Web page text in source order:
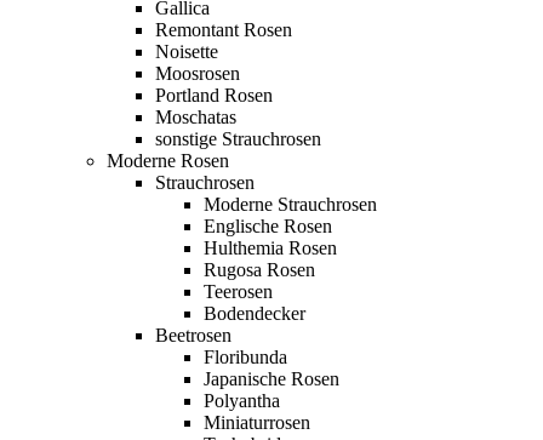
Gallica
Remontant Rosen
Noisette
Moosrosen
Portland Rosen
Moschatas
sonstige Strauchrosen
Moderne Rosen
Strauchrosen
Moderne Strauchrosen
Englische Rosen
Hulthemia Rosen
Rugosa Rosen
Teerosen
Bodendecker
Beetrosen
Floribunda
Japanische Rosen
Polyantha
Miniaturrosen